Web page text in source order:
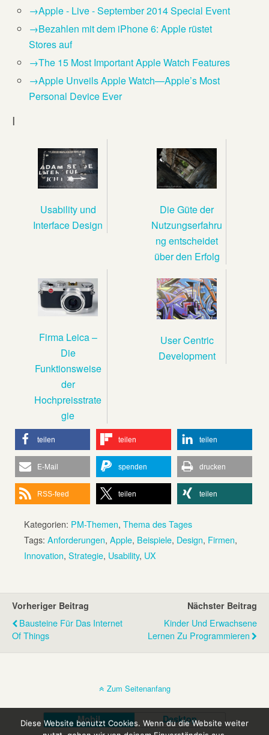
→Apple - Live - September 2014 Special Event
→Bezahlen mit dem iPhone 6: Apple rüstet
Stores auf
→The 15 Most Important Apple Watch Features
→Apple Unveils Apple Watch—Apple’s Most
Personal Device Ever
I
Usability und
Interface Design
Die Güte der
Nutzungserfahru
ng entscheidet
über den Erfolg
Firma Leica –
Die
Funktionsweise
der
Hochpreisstrate
gie
User Centric
Development
teilen teilen teilen
E-Mail spenden drucken
RSS-feed teilen teilen
Kategorien: PM-Themen, Thema des Tages
Tags: Anforderungen, Apple, Beispiele, Design, Firmen,
Innovation, Strategie, Usability, UX
Vorheriger Beitrag
Bausteine Für Das Internet
Of Things
Nächster Beitrag
Kinder Und Erwachsene
Lernen Zu Programmieren
Zum Seitenanfang
Mobil Desktop
Diese Website benutzt Cookies. Wenn du die Website weiter